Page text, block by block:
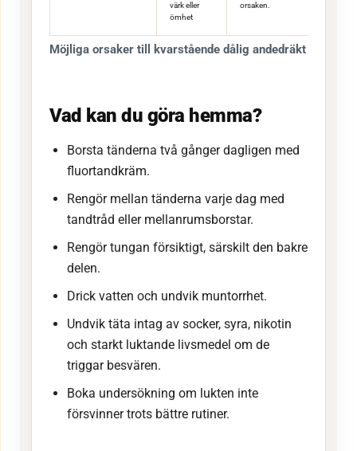
Möjliga orsaker till kvarstående dålig andedräkt
värk eller
ömhet
orsaken.
Vad kan du göra hemma?
Borsta tänderna två gånger dagligen med
fluortandkräm.
Rengör mellan tänderna varje dag med
tandtråd eller mellanrumsborstar.
Rengör tungan försiktigt, särskilt den bakre
delen.
Drick vatten och undvik muntorrhet.
Undvik täta intag av socker, syra, nikotin
och starkt luktande livsmedel om de
triggar besvären.
Boka undersökning om lukten inte
försvinner trots bättre rutiner.